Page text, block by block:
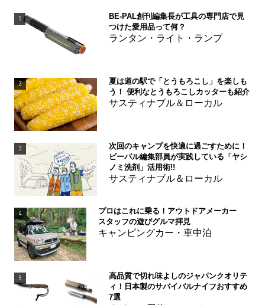
1
BE-PAL創刊編集長が工具の専門店で見
つけた愛用品って何？
ランタン・ライト・ランプ
2
夏は道の駅で「とうもろこし」を楽しも
う！ 便利なとうもろこしカッターも紹介
サスティナブル＆ローカル
3
次回のキャンプを快適に過ごすために！
ビーパル編集部員が実践している「ヤシ
ノミ洗剤」活用術!!
サスティナブル＆ローカル
4
プロはこれに乗る！アウトドアメーカー
スタッフの遊びグルマ拝見
キャンピングカー・車中泊
5
高品質で切れ味よしのジャパンクオリテ
ィ！日本製のサバイバルナイフおすすめ
7選